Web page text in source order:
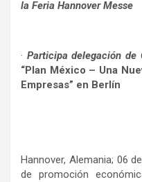
la Feria Hannover Messe
· Participa delegación de
“Plan México – Una
Empresas” en Berlín
Hannover, Alemania; 06
de promoción